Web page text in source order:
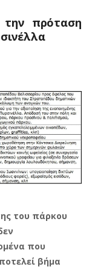
την πρόταση
του πάρκου
που
βήμα